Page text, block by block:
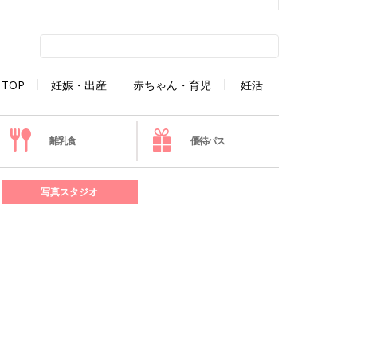
TOP 妊娠・出産 赤ちゃん・育児 妊活
離乳食 優待パス
写真スタジオ